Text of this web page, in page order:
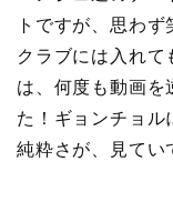
トですが、思わず
クラブには入れて
は、何度も動画を
た！ギョンチョル
純粋さが、見てい